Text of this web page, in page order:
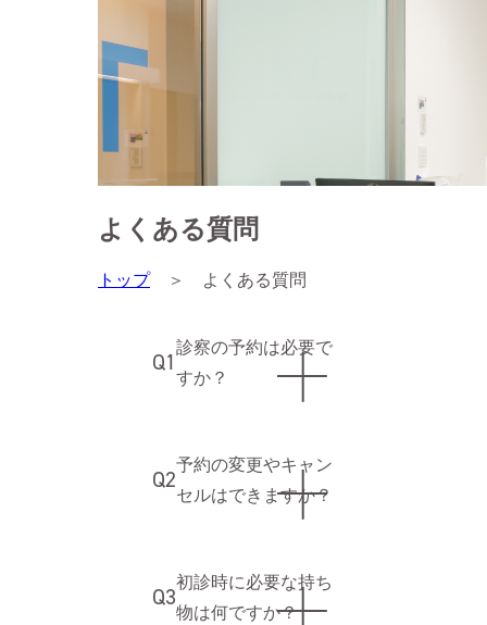
よくある質問
トップ＞ よくある質問
Q1
診察の予約は必要で
すか？
Q2
予約の変更やキャン
セルはできますか？
Q3
初診時に必要な持ち
物は何ですか？